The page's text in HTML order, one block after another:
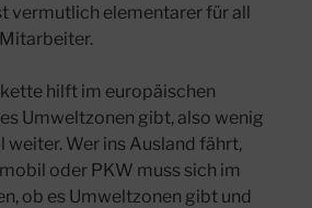
vermutlich elementarer für all
hilft im europäischen
Umweltzonen gibt, also wenig
weiter. Wer ins Ausland fährt,
oder PKW muss sich im
ob es Umweltzonen gibt und